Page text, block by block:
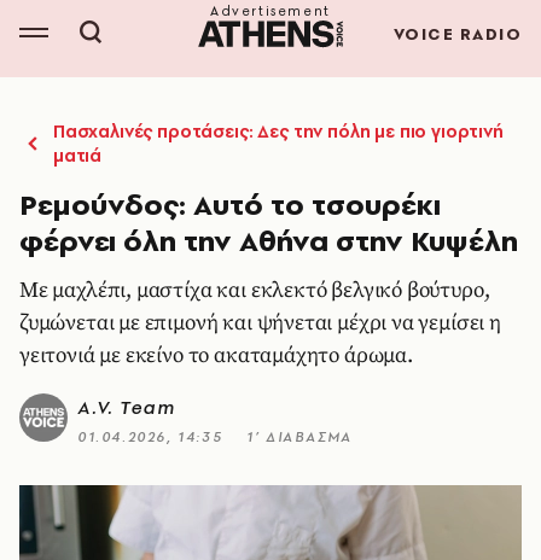
VOICE RADIO
Πασχαλινές προτάσεις: Δες την πόλη με πιο γιορτινή
ματιά
Ρεμούνδος: Αυτό το τσουρέκι
φέρνει όλη την Αθήνα στην Κυψέλη
Με μαχλέπι, μαστίχα και εκλεκτό βελγικό βούτυρο,
ζυμώνεται με επιμονή και ψήνεται μέχρι να γεμίσει η
γειτονιά με εκείνο το ακαταμάχητο άρωμα.
A.V. Team
01.04.2026, 14:35 1’ ΔΙΑΒΑΣΜΑ